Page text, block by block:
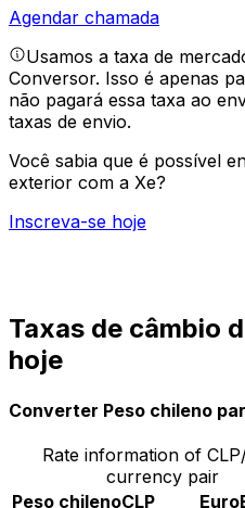
Agendar chamada
Usamos a taxa de
Conversor. Isso é apenas
não pagará essa taxa ao
taxas de envio.
Você sabia que é possível
exterior com a Xe?
Inscreva-se hoje
Taxas de câmbio
hoje
Converter Peso chileno
Rate information of
currency pair
Peso chilenoCLP Euro